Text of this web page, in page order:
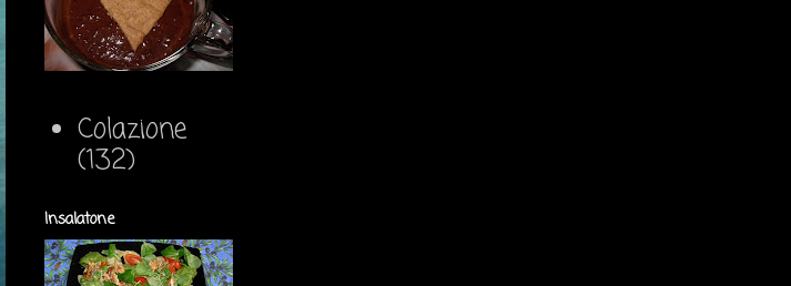
Colazione
(132)
Insalatone